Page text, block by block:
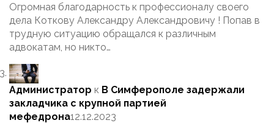
Огромная благодарность к профессионалу своего
дела Коткову Александру Александровичу ! Попав в
трудную ситуацию обращался к различным
адвокатам, но никто…
Администратор к В Симферополе задержали
закладчика с крупной партией
мефедрона12.12.2023